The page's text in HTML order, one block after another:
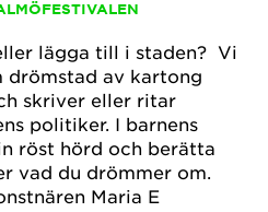
lägga till i staden? Vi
drömstad av kartong
skriver eller ritar
politiker. I barnens
röst hörd och berätta
vad du drömmer om.
Maria E